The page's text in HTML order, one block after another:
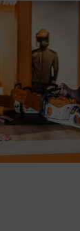
perfekt
sind
passt, und
verlassen